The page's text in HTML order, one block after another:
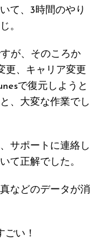
て、3時間のやり
。
が、そのころか
更、キャリア変更
で復元しようと
、大変な作業でし
サポートに連絡し
て正解でした。
などのデータが消
い！